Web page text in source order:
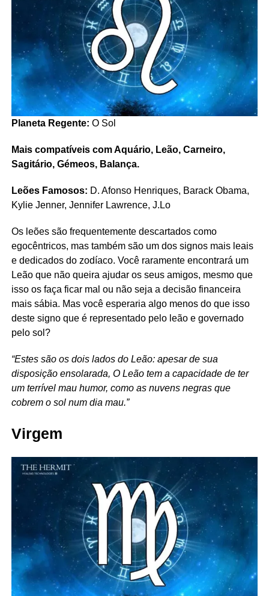
Planeta Regente: O Sol
Mais compatíveis com Aquário, Leão, Carneiro,
Sagitário, Gémeos, Balança.
Leões Famosos: D. Afonso Henriques, Barack Obama,
Kylie Jenner, Jennifer Lawrence, J.Lo
Os leões são frequentemente descartados como
egocêntricos, mas também são um dos signos mais leais
e dedicados do zodíaco. Você raramente encontrará um
Leão que não queira ajudar os seus amigos, mesmo que
isso os faça ficar mal ou não seja a decisão financeira
mais sábia. Mas você esperaria algo menos do que isso
deste signo que é representado pelo leão e governado
pelo sol?
“Estes são os dois lados do Leão: apesar de sua
disposição ensolarada, O Leão tem a capacidade de ter
um terrível mau humor, como as nuvens negras que
cobrem o sol num dia mau.”
Virgem